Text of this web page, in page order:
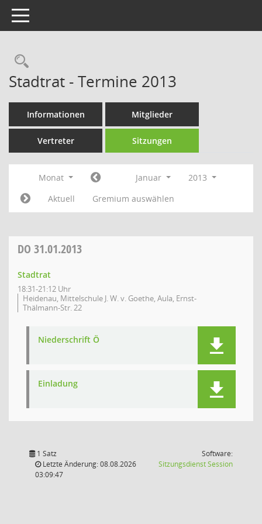
Toggle navigation
Rechercheauswahl
Stadtrat - Termine 2013
Informationen Mitglieder
Vertreter Sitzungen
Monat Januar
2013
Aktuell
Gremium auswählen
DO 31.01.2013
Stadtrat
18:31-21:12 Uhr
Heidenau, Mittelschule J. W. v. Goethe, Aula, Ernst-
Thälmann-Str. 22
Niederschrift Ö
Einladung
1 Satz
Letzte Änderung: 08.08.2026
03:09:47
Software:
SitzungsdienstSession(Wird in